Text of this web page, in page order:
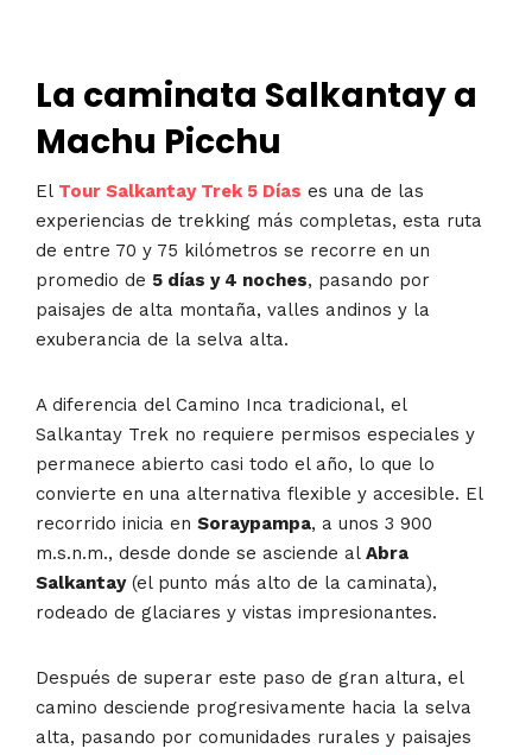
La caminata Salkantay a
Machu Picchu
El Tour Salkantay Trek 5 Días es una de las
experiencias de trekking más completas, esta ruta
de entre 70 y 75 kilómetros se recorre en un
promedio de 5 días y 4 noches, pasando por
paisajes de alta montaña, valles andinos y la
exuberancia de la selva alta.
A diferencia del Camino Inca tradicional, el
Salkantay Trek no requiere permisos especiales y
permanece abierto casi todo el año, lo que lo
convierte en una alternativa flexible y accesible. El
recorrido inicia en Soraypampa, a unos 3 900
m.s.n.m., desde donde se asciende al Abra
Salkantay(el punto más alto de la caminata),
rodeado de glaciares y vistas impresionantes.
Después de superar este paso de gran altura, el
camino desciende progresivamente hacia la selva
alta, pasando por comunidades rurales y paisajes